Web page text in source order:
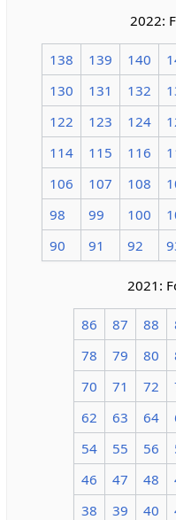
2022:
138 139 140
130
131 132
122
123 124
114
115 116
106
107 108
98
99 100
90
91 92
2021:
86 87 88
78
79 80
70
71 72
62
63 64
54
55 56
46
47 48
38
39 40